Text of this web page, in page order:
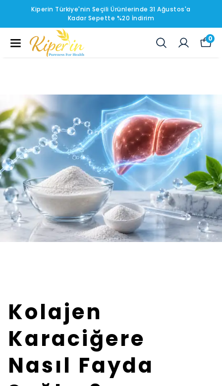
Kiperin Türkiye'nin Seçili Ürünlerinde 31 Ağustos'a
Kadar Sepette %20 İndirim
0
Kolajen
Karaciğere
Nasıl Fayda